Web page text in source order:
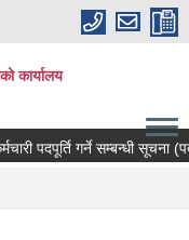
कार्यालय
पदपूर्ति गर्ने सम्बन्धी सूचना